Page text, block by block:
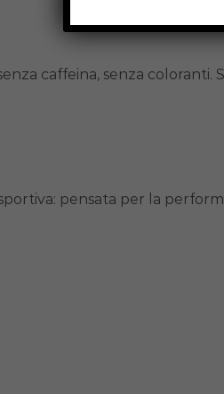
caffeina, senza
pensata per la